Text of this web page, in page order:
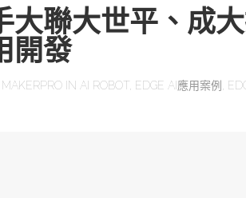
大聯大世平、成
開發
MAKERPRO IN AI ROBOT EDGE AI應用案例